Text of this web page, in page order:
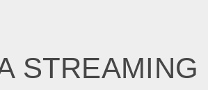
STREAMING